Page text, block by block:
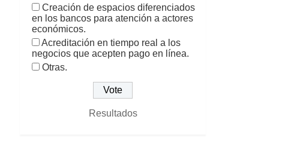
Creación de espacios diferenciados
en los bancos para atención a actores
económicos.
Acreditación en tiempo real a los
negocios que acepten pago en línea.
Otras.
Resultados